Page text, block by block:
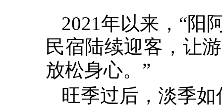
2021年以来，“阳
民宿陆续迎客，让
放松身心。”
旺季过后，淡季